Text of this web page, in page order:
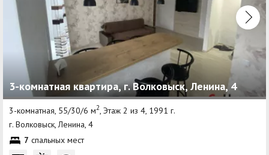
3-комнатная квартира, г. Волковыск, Ленина, 4
3-комнатная, 55/30/6 м2 , Этаж 2 из 4, 1991 г.
г. Волковыск, Ленина, 4
7 спальных мест